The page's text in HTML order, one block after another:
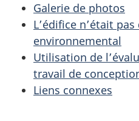
Galerie de photos
L’édifice n’était
environnemental
Utilisation de
travail de
Liens connexes